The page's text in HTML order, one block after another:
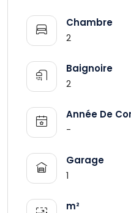
Chambre
2
Baignoire
2
Année De
-
Garage
1
m²